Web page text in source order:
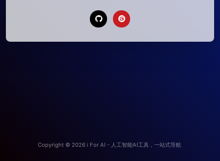
Copyright © 2026 i For AI - 人工智能AI工具，一站式导航